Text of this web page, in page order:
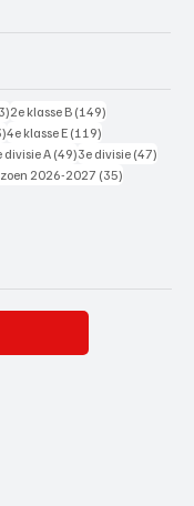
163 posts
2e klasse B (149)
123 posts
4e klasse E (119)
posts
divisie A (49)49 posts
3e divisie (47)
2026-2027 (35)